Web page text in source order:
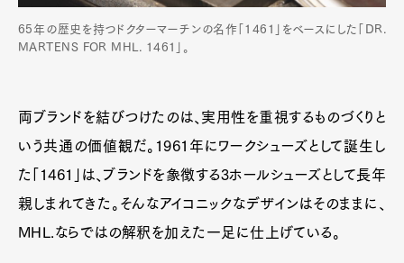
65年の歴史を持つドクターマーチンの名作「1461」をベースにした「DR.
MARTENS FOR MHL. 1461」。
両ブランドを結びつけたのは、実用性を重視するものづくりと
いう共通の価値観だ。1961年にワークシューズとして誕生し
た「1461」は、ブランドを象徴する3ホールシューズとして長年
親しまれてきた。そんなアイコニックなデザインはそのままに、
MHL.ならではの解釈を加えた一足に仕上げている。